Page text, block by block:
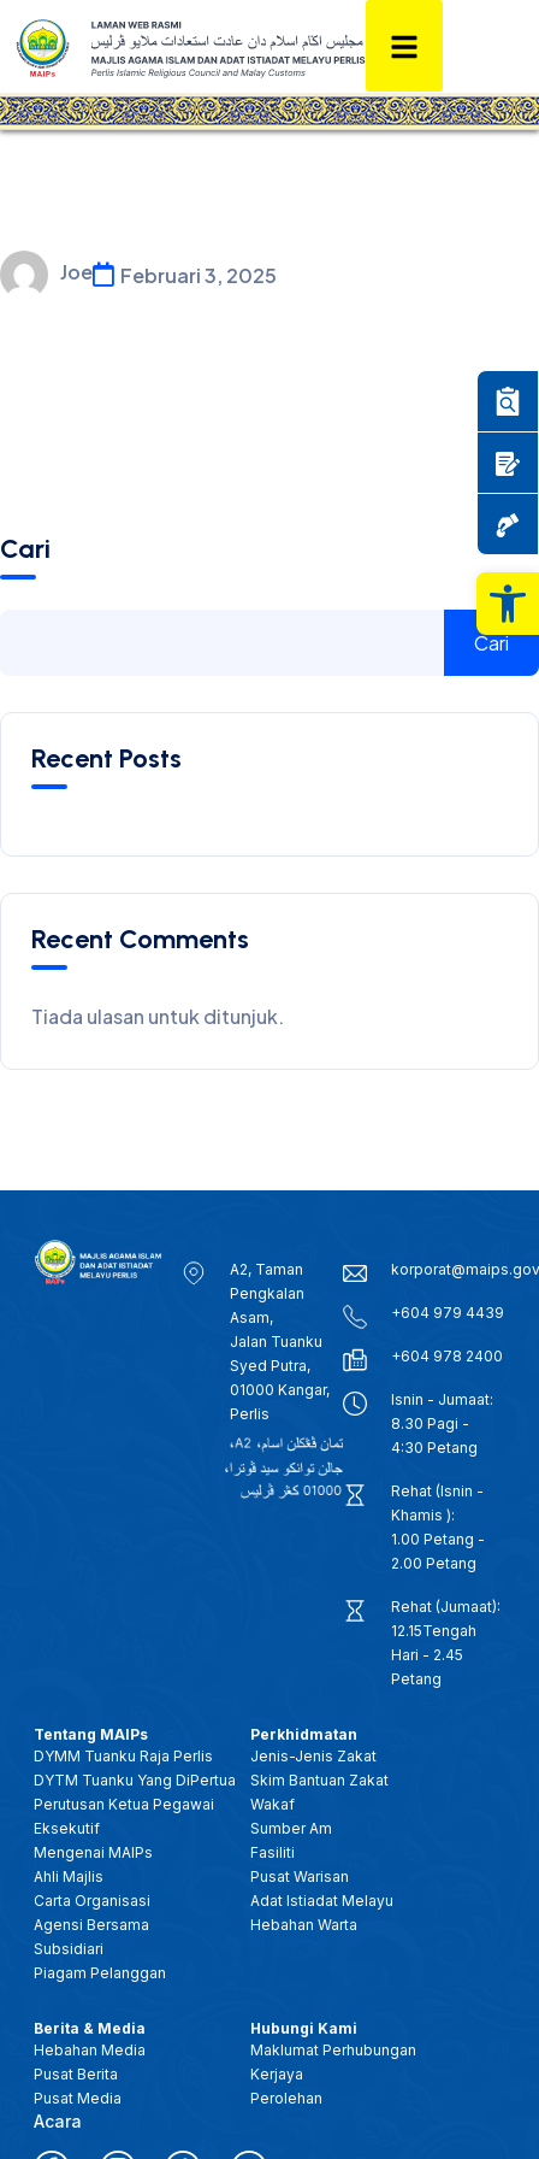
Joe Februari 3, 2025
Cari
Cari
Recent Posts
Recent Comments
Tiada ulasan untuk ditunjuk.
A2, Taman
Pengkalan
Asam,
Jalan Tuanku
Syed Putra,
01000 Kangar,
Perlis
+604 979 4439
+604 978 2400
Isnin - Jumaat:
8.30 Pagi -
4:30 Petang
Rehat (Isnin -
Khamis ):
1.00 Petang -
2.00 Petang
Rehat (Jumaat):
12.15Tengah
Hari - 2.45
Petang
Tentang MAIPs
DYMM Tuanku Raja Perlis
DYTM Tuanku Yang DiPertua
Perutusan Ketua Pegawai
Eksekutif
Mengenai MAIPs
Ahli Majlis
Carta Organisasi
Agensi Bersama
Subsidiari
Piagam Pelanggan
Perkhidmatan
Jenis-Jenis Zakat
Skim Bantuan Zakat
Wakaf
Sumber Am
Fasiliti
Pusat Warisan
Adat Istiadat Melayu
Hebahan Warta
Berita & Media
Hebahan Media
Pusat Berita
Pusat Media
Acara
Hubungi Kami
Maklumat Perhubungan
Kerjaya
Perolehan